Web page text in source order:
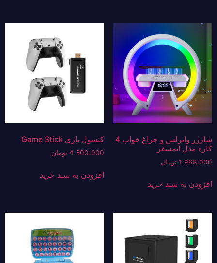
شارژر وایرلس و چراغ خواب 4
کاره مدل اتمسفر
1،968،000 تومان
افزودن به سبد خرید
کنسول بازی Game Stick
4،800،000 تومان
افزودن به سبد خرید